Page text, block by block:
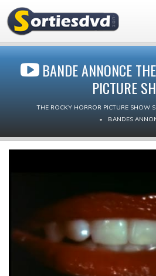
BANDE ANNONCE
PICTURE
THE ROCKY HORROR PICTURE SHOW
BANDES